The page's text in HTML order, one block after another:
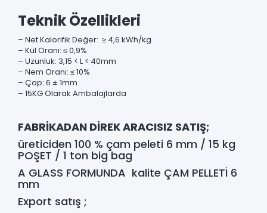
Teknik Özellikleri
– Net Kalorifik Değer: ≥ 4,6 kWh/kg
– Kül Oranı: ≤ 0,9%
– Uzunluk: 3,15 < L < 40mm
– Nem Oranı: ≤ 10%
– Çap: 6 ± 1mm
– 15KG Olarak Ambalajlarda
FABRİKADAN DİREK ARACISIZ SATIŞ;
üreticiden 100 % çam peleti 6 mm / 15 kg
POŞET / 1 ton big bag
A GLASS FORMUNDA kalite ÇAM PELLETİ 6
mm
Export satış ;